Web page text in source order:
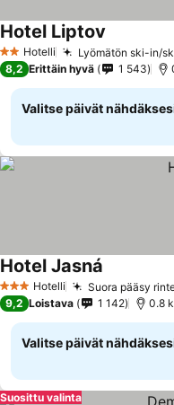
2 Tähtiluokitus
Hotelli Lyömätön ski-in/
Hotel Liptov
8,2 Erittäin hyvä 1 543
Valitse päivät
3 Tähtiluokitus
Hotelli Suora pääsy
Hotel Jasná
9,2 Loistava 1 142 0.8
Valitse päivät
Suosittu valinta